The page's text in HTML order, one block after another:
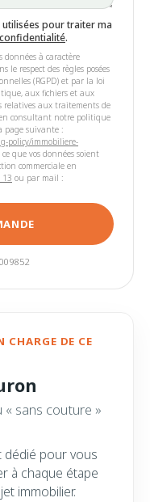
pour traiter ma
.
données à caractère
le respect des règles posées
(RGPD) et par la loi
aux fichiers et aux
relatives aux traitements de
consultant notre politique
page suivante :
policy/immobiliere-
que vos données soient
commerciale en
13 ou par mail :
CHARGE DE CE
« sans couture »
pour vous
à chaque étape
immobilier.